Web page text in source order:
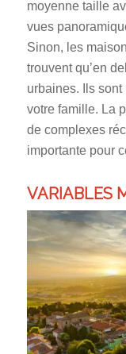
moyenne taille
vues
Sinon, les
trouvent qu’en
urbaines. Ils
votre famille. La
de complexes
importante pour
VARIABLES